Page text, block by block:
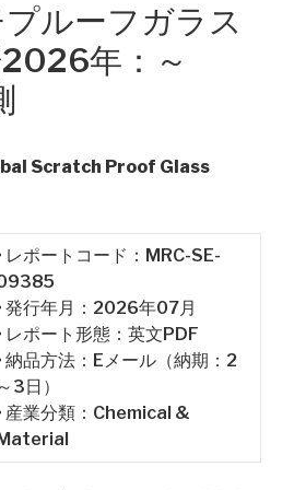
ルーフガラス
年：～
Scratch Proof Glass
レポートコード：MRC-SE-
発行年月：2026年07月
レポート形態：英文PDF
納品方法：Eメール（納期：2
～3日）
産業分類：Chemical &